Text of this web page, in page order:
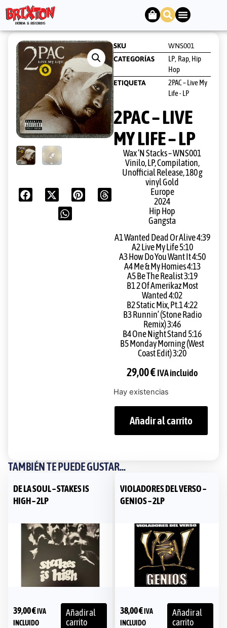
SKU
WNS001
CATEGORÍAS
LP, Rap, Hip
Hop
ETIQUETA
2PAC – Live My
Life - LP
2PAC – LIVE
MY LIFE – LP
Wax ‘N Stacks – WNS001
Vinilo, LP, Compilation,
Unofficial Release, 180 g
vinyl Gold
Europe
2024
Hip Hop
Gangsta
A1 Wanted Dead Or Alive 4:39
A2 Live My Life 5:10
A3 How Do You Want It 4:50
A4 Me & My Homies 4:13
A5 Be The Realist 3:19
B1 2 Of Amerikaz Most
Wanted 4:02
B2 Static Mix, Pt.1 4:22
B3 Runnin’ (Stone Radio
Remix) 3:46
B4 One Night Stand 5:16
B5 Monday Morning (West
Coast Edit) 3:20
29,00€IVA incluido
Hay existencias
Añadir al carrito
TAMBIÉN TE PUEDE GUSTAR...
DE LA SOUL – STAKES IS
HIGH – 2LP
39,00€ IVA
INCLUIDO
Añadir al
carrito
VIOLADORES DEL VERSO –
GENIOS – 2LP
38,00€ IVA
INCLUIDO
Añadir al
carrito